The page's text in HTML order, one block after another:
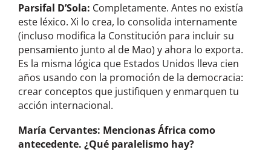
Parsifal D’Sola: Completamente. Antes no existía
este léxico. Xi lo crea, lo consolida internamente
(incluso modifica la Constitución para incluir su
pensamiento junto al de Mao) y ahora lo exporta.
Es la misma lógica que Estados Unidos lleva cien
años usando con la promoción de la democracia:
crear conceptos que justifiquen y enmarquen tu
acción internacional.
María Cervantes: Mencionas África como
antecedente. ¿Qué paralelismo hay?